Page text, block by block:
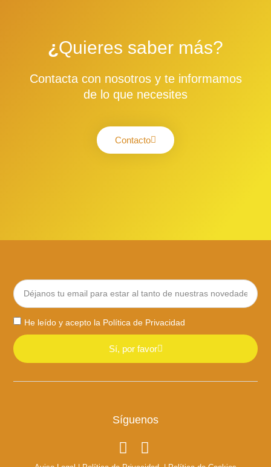
¿ Quieres saber más?
Contacta con nosotros y te informamos
de lo que necesites
Contacto
He leído y acepto la Política de Privacidad
Sí, por favor
Síguenos